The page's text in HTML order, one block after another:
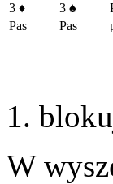
3 ♦ 3 ♠
Pas
Pas
W